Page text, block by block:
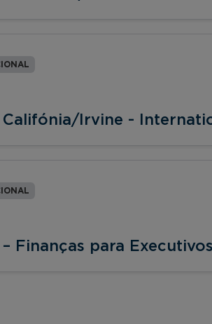
Irvine -
Finanças para